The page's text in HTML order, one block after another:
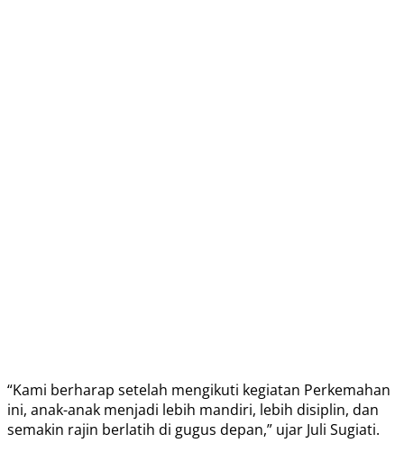
“Kami berharap setelah mengikuti kegiatan Perkemahan
ini, anak-anak menjadi lebih mandiri, lebih disiplin, dan
semakin rajin berlatih di gugus depan,” ujar Juli Sugiati.